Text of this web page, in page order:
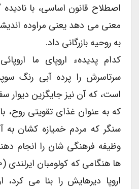
اصطلاح قانون اساسی، با
معنی می دهد یعنی مراوده
به روحیه بازرگانی داد.
کدام پدیدهء اروپای ما
سرتاسرش را پرده آبی رنگ
که به عنوان غذای تقویتی روح،
سنگر که مردم خمیازه کشان به
وظیفه فرهنگی شان را انجام
اروپا دیرهایش را بنا می کرد،